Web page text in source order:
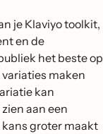
je Klaviyo toolkit,
en de
het beste op
maken
kan
aan een
kans groter maakt